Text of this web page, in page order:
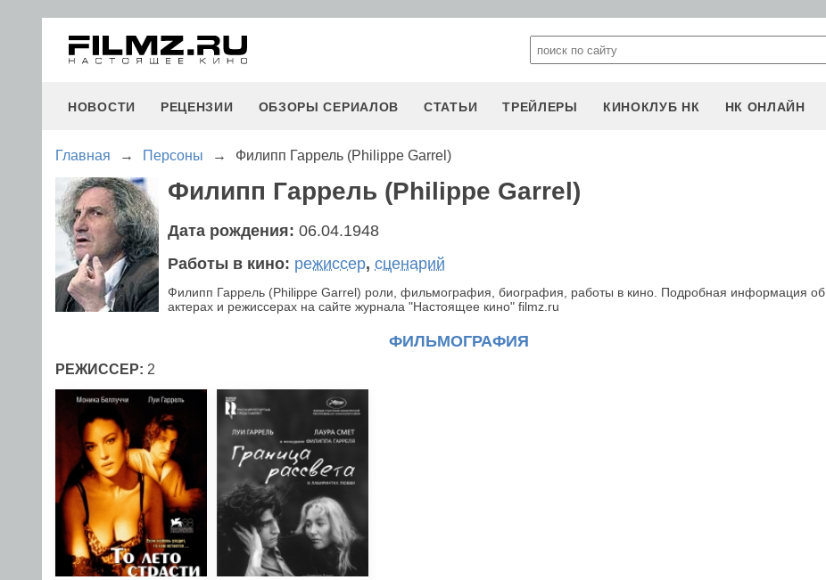
НОВОСТИ РЕЦЕНЗИИ ОБЗОРЫ СЕРИАЛОВ СТАТЬИ ТРЕЙЛЕРЫ КИНОКЛУБ НК НК ОНЛАЙН
Главная → Персоны → Филипп Гаррель (Philippe Garrel)
Филипп Гаррель (Philippe Garrel)
Дата рождения: 06.04.1948
Работы в кино: режиссер, сценарий
Филипп Гаррель (Philippe Garrel) роли, фильмография, биография, работы в кино. Подробная информация об
актерах и режиссерах на сайте журнала "Настоящее кино" filmz.ru
ФИЛЬМОГРАФИЯ
РЕЖИССЕР: 2